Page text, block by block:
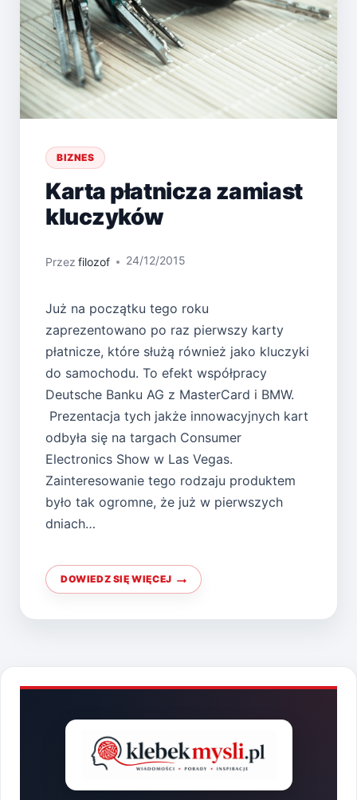
BIZNES
Karta płatnicza zamiast
kluczyków
Przez filozof 24/12/2015
Już na początku tego roku
zaprezentowano po raz pierwszy karty
płatnicze, które służą również jako kluczyki
do samochodu. To efekt współpracy
Deutsche Banku AG z MasterCard i BMW.
Prezentacja tych jakże innowacyjnych kart
odbyła się na targach Consumer
Electronics Show w Las Vegas.
Zainteresowanie tego rodzaju produktem
było tak ogromne, że już w pierwszych
dniach…
DOWIEDZ SIĘ WIĘCEJ
KARTA
PŁATNICZA